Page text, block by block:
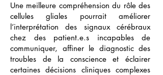
Une meilleure compréhension du rôle des
cellules gliales pourrait améliorer
l’interprétation des signaux cérébraux
chez des patient.e.s incapables de
communiquer, affiner le diagnostic des
troubles de la conscience et éclairer
certaines décisions cliniques complexes